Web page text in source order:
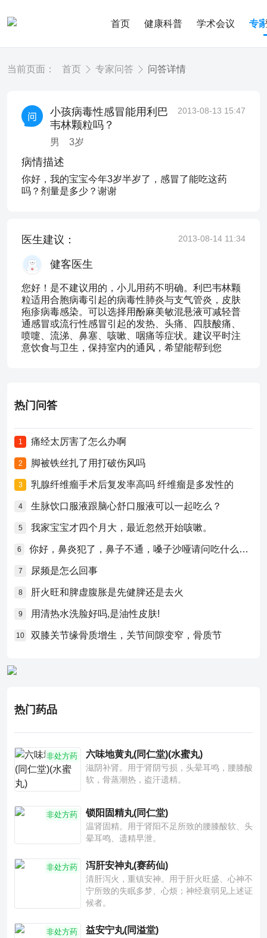
首页 健康科普 学术会议 专
当前页面： 首页 专家问答 问答详情
小孩病毒性感冒能用利巴
韦林颗粒吗？
男 3岁
2013-08-13 15:47
病情描述
你好，我的宝宝今年3岁半岁了，感冒了能吃这药
吗？剂量是多少？谢谢
医生建议： 2013-08-14 11:34
健客医生
您好！是不建议用的，小儿用药不明确。利巴韦林颗
粒适用合胞病毒引起的病毒性肺炎与支气管炎，皮肤
疱疹病毒感染。可以选择用酚麻美敏混悬液可减轻普
通感冒或流行性感冒引起的发热、头痛、四肢酸痛、
喷嚏、流涕、鼻塞、咳嗽、咽痛等症状。建议平时注
意饮食与卫生，保持室内的通风，希望能帮到您
热门问答
1 痛经太厉害了怎么办啊
2 脚被铁丝扎了用打破伤风吗
3 乳腺纤维瘤手术后复发率高吗 纤维瘤是多发性的
4 生脉饮口服液跟脑心舒口服液可以一起吃么？
5 我家宝宝才四个月大，最近忽然开始咳嗽。
6 你好，鼻炎犯了，鼻子不通，嗓子沙哑请问吃什么药比较好？
7 尿频是怎么回事
8 肝火旺和脾虚腹胀是先健脾还是去火
9 用清热水洗脸好吗,是油性皮肤!
10 双膝关节缘骨质增生，关节间隙变窄，骨质节
热门药品
非处方药 六味地黄丸(同仁堂)(水蜜丸)
滋阴补肾。用于肾阴亏损，头晕耳鸣，腰膝酸
软，骨蒸潮热，盗汗遗精。
非处方药 锁阳固精丸(同仁堂)
温肾固精。用于肾阳不足所致的腰膝酸软、头
晕耳鸣、遗精早泄。
非处方药 泻肝安神丸(赛药仙)
清肝泻火，重镇安神。用于肝火旺盛、心神不
宁所致的失眠多梦、心烦；神经衰弱见上述证
候者。
非处方药 益安宁丸(同溢堂)